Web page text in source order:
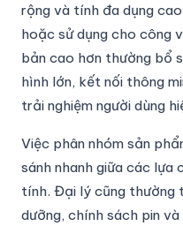
rộng và tính đa dụng
hoặc sử dụng cho công
bản cao hơn thường bổ
hình lớn, kết nối thông
trải nghiệm người dùng
Việc phân nhóm sản
sánh nhanh giữa các lựa
tính. Đại lý cũng thường
dưỡng, chính sách pin